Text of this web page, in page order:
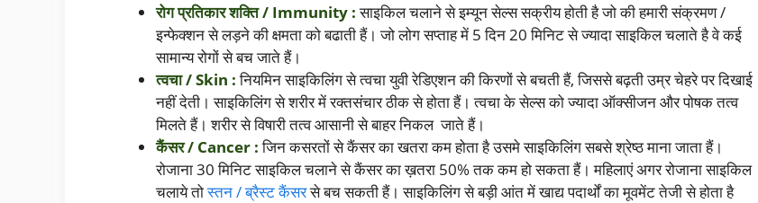
रोग प्रतिकार शक्ति / Immunity :साइकिल चलाने से इम्यून सेल्स सक्रीय होती है जो की हमारी संक्रमण /
इन्फेक्शन से लड़ने की क्षमता को बढाती हैं। जो लोग सप्ताह में 5 दिन 20 मिनिट से ज्यादा साइकिल चलाते है वे कई
सामान्य रोगों से बच जाते हैं।
त्वचा / Skin :नियमिन साइकिलिंग से त्वचा युवी रेडिएशन की किरणों से बचती हैं, जिससे बढ़ती उम्र चेहरे पर दिखाई
नहीं देती। साइकिलिंग से शरीर में रक्तसंचार ठीक से होता हैं। त्वचा के सेल्स को ज्यादा ऑक्सीजन और पोषक तत्व
मिलते हैं। शरीर से विषारी तत्व आसानी से बाहर निकल जाते हैं।
कैंसर / Cancer :जिन कसरतों से कैंसर का खतरा कम होता है उसमे साइकिलिंग सबसे श्रेष्ठ माना जाता हैं।
रोजाना 30 मिनिट साइकिल चलाने से कैंसर का ख़तरा 50% तक कम हो सकता हैं। महिलाएं अगर रोजाना साइकिल
चलाये तोस्तन / ब्रैस्ट कैंसरसे बच सकती हैं। साइकिलिंग से बड़ी आंत में खाद्य पदार्थों का मूवमेंट तेजी से होता है